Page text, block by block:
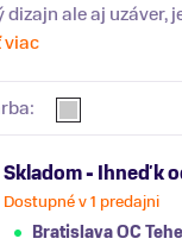
dizajn ale aj uzáver,
viac
Skladom - Ihneď k
Dostupné v 1 predajni
Bratislava OC